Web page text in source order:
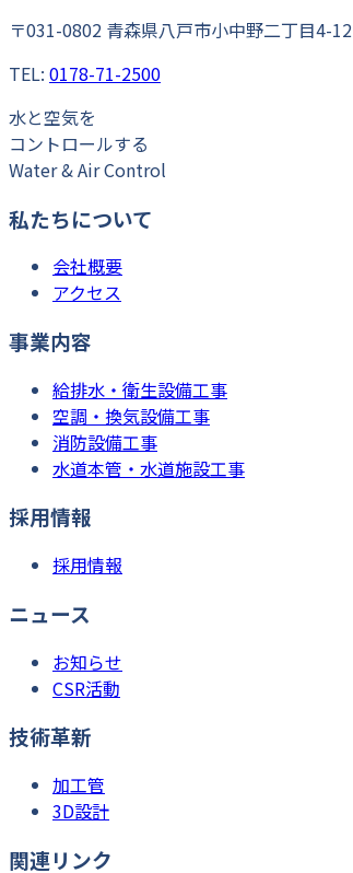
〒031-0802 青森県八戸市小中野二丁目4-12
TEL: 0178-71-2500
水と空気を
コントロールする
Water & Air Control
私たちについて
会社概要
アクセス
事業内容
給排水・衛生設備工事
空調・換気設備工事
消防設備工事
水道本管・水道施設工事
採用情報
採用情報
ニュース
お知らせ
CSR活動
技術革新
加工管
3D設計
関連リンク